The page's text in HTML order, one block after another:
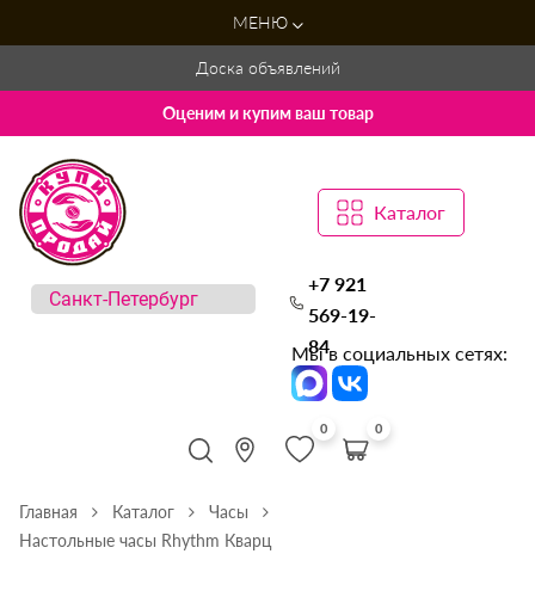
МЕНЮ
Доска объявлений
Оценим и купим ваш товар
Каталог
+7 921
569-19-
84
Мы в социальных сетях:
0 0
Главная Каталог
Часы
Настольные часы Rhythm Кварц